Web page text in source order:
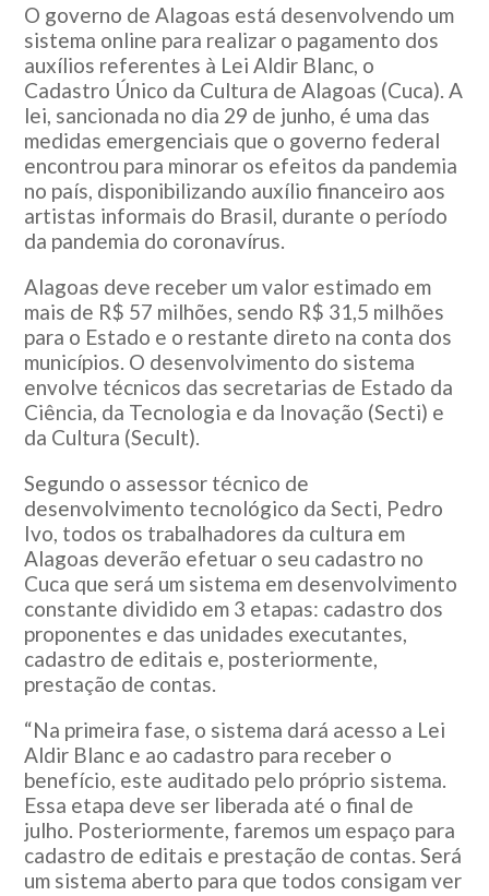
O governo de Alagoas está desenvolvendo um
sistema online para realizar o pagamento dos
auxílios referentes à Lei Aldir Blanc, o
Cadastro Único da Cultura de Alagoas (Cuca). A
lei, sancionada no dia 29 de junho, é uma das
medidas emergenciais que o governo federal
encontrou para minorar os efeitos da pandemia
no país, disponibilizando auxílio financeiro aos
artistas informais do Brasil, durante o período
da pandemia do coronavírus.
Alagoas deve receber um valor estimado em
mais de R$ 57 milhões, sendo R$ 31,5 milhões
para o Estado e o restante direto na conta dos
municípios. O desenvolvimento do sistema
envolve técnicos das secretarias de Estado da
Ciência, da Tecnologia e da Inovação (Secti) e
da Cultura (Secult).
Segundo o assessor técnico de
desenvolvimento tecnológico da Secti, Pedro
Ivo, todos os trabalhadores da cultura em
Alagoas deverão efetuar o seu cadastro no
Cuca que será um sistema em desenvolvimento
constante dividido em 3 etapas: cadastro dos
proponentes e das unidades executantes,
cadastro de editais e, posteriormente,
prestação de contas.
“Na primeira fase, o sistema dará acesso a Lei
Aldir Blanc e ao cadastro para receber o
benefício, este auditado pelo próprio sistema.
Essa etapa deve ser liberada até o final de
julho. Posteriormente, faremos um espaço para
cadastro de editais e prestação de contas. Será
um sistema aberto para que todos consigam ver